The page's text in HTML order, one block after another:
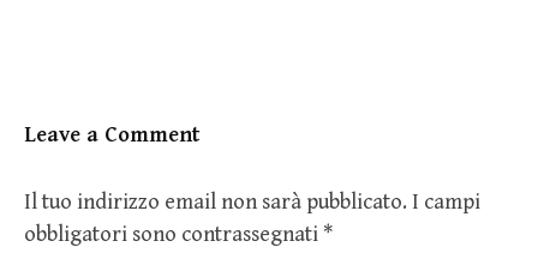
Leave a Comment
Il tuo indirizzo email non sarà pubblicato. I campi
obbligatori sono contrassegnati *